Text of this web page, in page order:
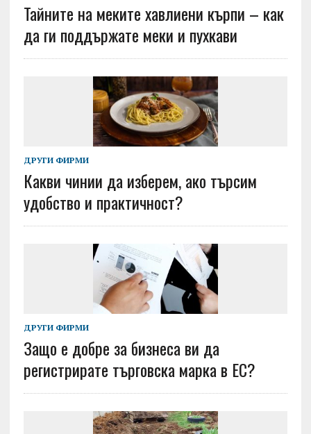
Тайните на меките хавлиени кърпи – как
да ги поддържате меки и пухкави
ДРУГИ ФИРМИ
Какви чинии да изберем, ако търсим
удобство и практичност?
ДРУГИ ФИРМИ
Защо е добре за бизнеса ви да
регистрирате търговска марка в ЕС?